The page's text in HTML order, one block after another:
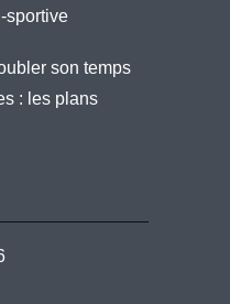
sportive
son temps
: les plans